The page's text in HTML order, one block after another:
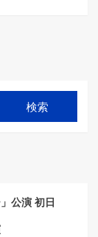
検索
公演 初日